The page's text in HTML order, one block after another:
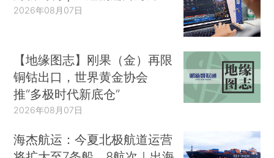
2026年08月07日
【地缘图志】刚果（金）再限
铜钴出口，世界黄金协会
推“多极时代新底仓”
2026年08月07日
海杰航运：今夏北极航道运营